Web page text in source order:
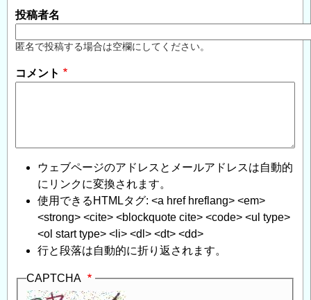
投稿者名
匿名で投稿する場合は空欄にしてください。
コメント
ウェブページのアドレスとメールアドレスは自動的
にリンクに変換されます。
使用できるHTMLタグ: <a href hreflang> <em>
<strong> <cite> <blockquote cite> <code> <ul type>
<ol start type> <li> <dl> <dt> <dd>
行と段落は自動的に折り返されます。
CAPTCHA